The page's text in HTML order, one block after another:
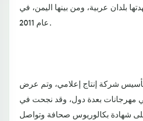
بلدان عربية، ومن بينها اليمن، في
عام 2011.
شركة إنتاج إعلامي، وتم عرض
في مهرجانات بعدة دول، وقد نجحت في
شهادة بكالوريوس صحافة وتواصل